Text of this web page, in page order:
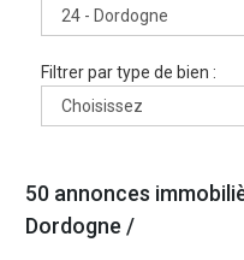
Filtrer par type de bien :
50 annonces
Dordogne /